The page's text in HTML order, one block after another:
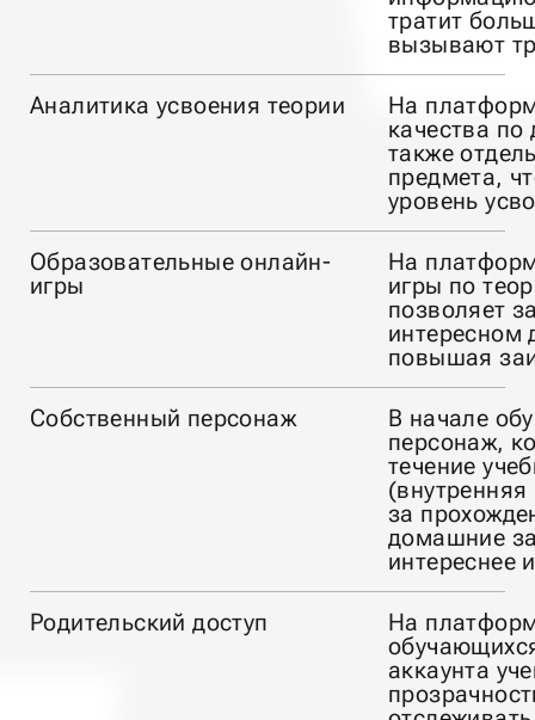
тратит
вызывают
Аналитика усвоения теории
На
качества
также
предмета,
уровень
Образовательные онлайн-
игры
На
игры по
позволяет
интересном
повышая
Собственный персонаж
В начале
персонаж,
течение
за
домашние
интереснее
Родительский доступ
На
аккаунта